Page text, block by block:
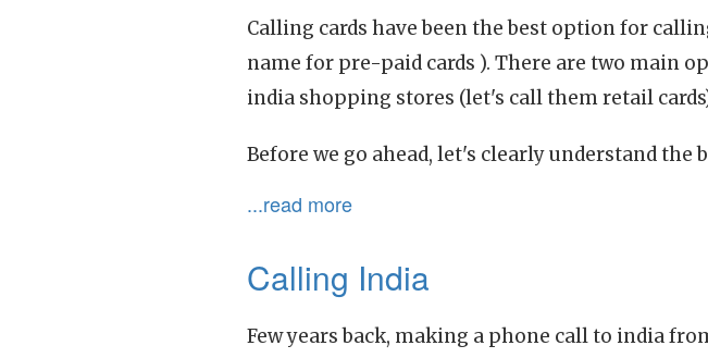
Calling cards have been the best option for
name for pre-paid cards ). There are two main
india shopping stores (let's call them retail
Before we go ahead, let's clearly understand the
...read more
Calling India
Few years back, making a phone call to india